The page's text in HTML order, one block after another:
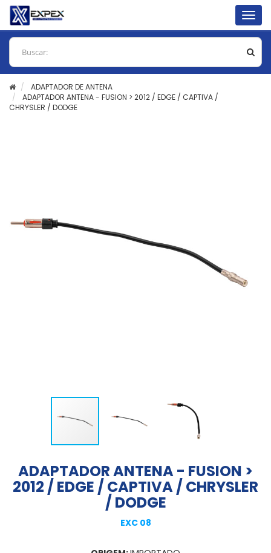
ADAPTADOR DE ANTENA
ADAPTADOR ANTENA - FUSION > 2012 / EDGE / CAPTIVA /
CHRYSLER / DODGE
ADAPTADOR ANTENA - FUSION >
2012 / EDGE / CAPTIVA / CHRYSLER
/ DODGE
EXC 08